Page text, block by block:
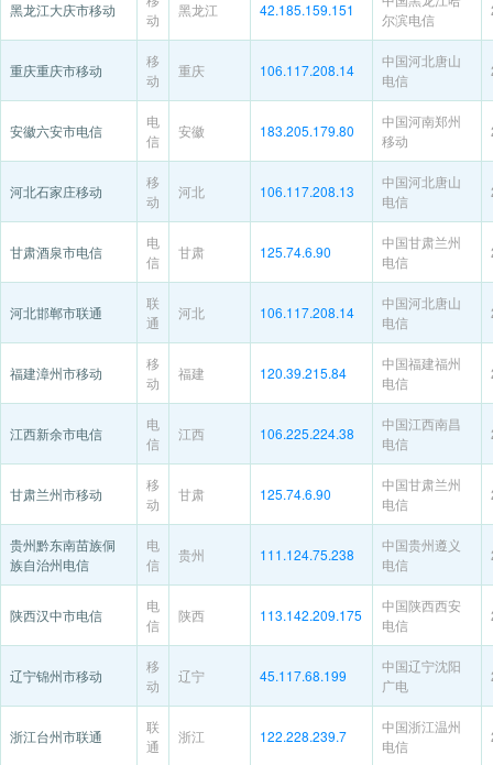
黑龙江大庆市移动
动
黑龙江 42.185.159.151
尔滨电信
重庆重庆市移动
移
动
重庆 106.117.208.14
中国河北唐山
电信
安徽六安市电信
电
信
安徽 183.205.179.80
中国河南郑州
移动
河北石家庄移动
移
动
河北 106.117.208.13
中国河北唐山
电信
甘肃酒泉市电信
电
信
甘肃 125.74.6.90
中国甘肃兰州
电信
河北邯郸市联通
联
通
河北 106.117.208.14
中国河北唐山
电信
福建漳州市移动
移
动
福建 120.39.215.84
中国福建福州
电信
江西新余市电信
电
信
江西 106.225.224.38
中国江西南昌
电信
甘肃兰州市移动
移
动
甘肃 125.74.6.90
中国甘肃兰州
电信
贵州黔东南苗族侗
族自治州电信
电
信
贵州 111.124.75.238
中国贵州遵义
电信
陕西汉中市电信
电
信
陕西 113.142.209.175
中国陕西西安
电信
辽宁锦州市移动
移
动
辽宁 45.117.68.199
中国辽宁沈阳
广电
浙江台州市联通
联
通
浙江 122.228.239.7
中国浙江温州
电信